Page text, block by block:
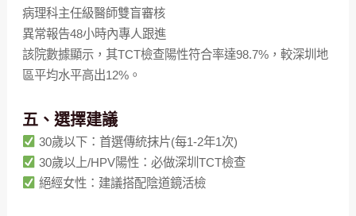
病理科主任級醫師雙盲審核
異常報告48小時內專人跟進
該院數據顯示，其TCT檢查陽性符合率達98.7%，較深圳地
區平均水平高出12%。
五、選擇建議
30歲以下：首選傳統抹片(每1-2年1次)
30歲以上/HPV陽性：必做深圳TCT檢查
絕經女性：建議搭配陰道鏡活檢